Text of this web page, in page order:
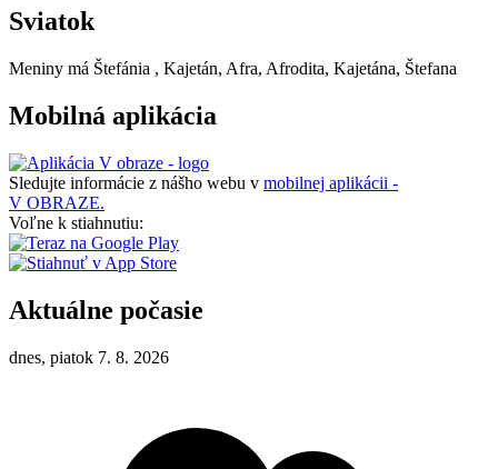
Sviatok
Meniny má Štefánia , Kajetán, Afra, Afrodita, Kajetána, Štefana
Mobilná aplikácia
Sledujte informácie z nášho webu v mobilnej aplikácii -
V OBRAZE.
Voľne k stiahnutiu:
Aktuálne počasie
dnes, piatok 7. 8. 2026